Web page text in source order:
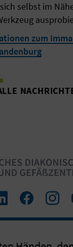
selbst im
zum
Zum Zum